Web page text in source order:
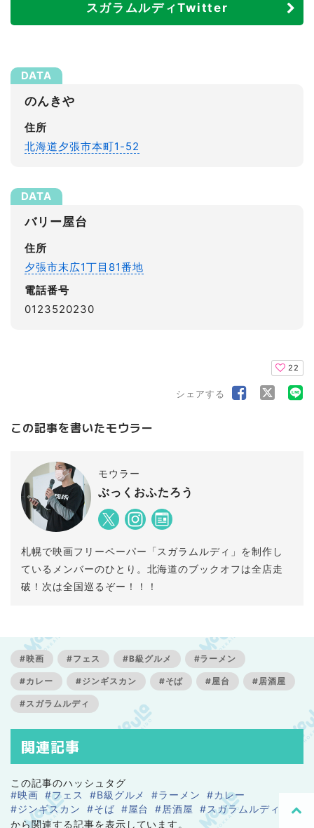
スガラムルディTwitter
のんきや
住所
北海道夕張市本町1-52
バリー屋台
住所
夕張市末広1丁目81番地
電話番号
0123520230
22
シェアする
この記事を書いたモウラー
モウラー
ぶっくおふたろう
札幌で映画フリーペーパー「スガラムルディ」を制作し
ているメンバーのひとり。北海道のブックオフは全店走
破！次は全国巡るぞー！！！
#映画 #フェス #B級グルメ #ラーメン
#カレー #ジンギスカン #そば #屋台 #居酒屋
#スガラムルディ
関連記事
この記事のハッシュタグ
#映画 #フェス #B級グルメ #ラーメン
#カレー
#ジンギスカン
#そば #屋台 #居酒屋
#スガラムルディ
から関連する記事を表示しています。